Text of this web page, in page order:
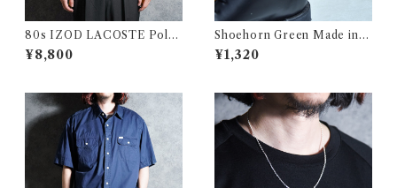
80s IZOD LACOSTE Polo
Shirts Yellow Made in USA
アイゾッド ラコステ ポロシャ
¥8,800
Shoehorn Green Made in U
SA シューホーン グリーン
¥1,320